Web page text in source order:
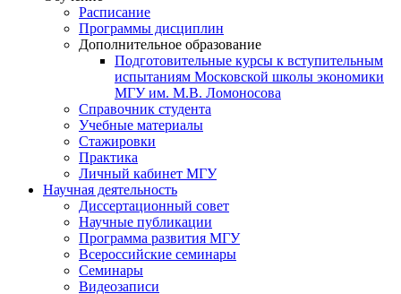
Расписание
Программы дисциплин
Дополнительное образование
Подготовительные курсы к вступительным
испытаниям Московской школы экономики
МГУ им. М.В. Ломоносова
Справочник студента
Учебные материалы
Стажировки
Практика
Личный кабинет МГУ
Научная деятельность
Диссертационный совет
Научные публикации
Программа развития МГУ
Всероссийские семинары
Семинары
Видеозаписи